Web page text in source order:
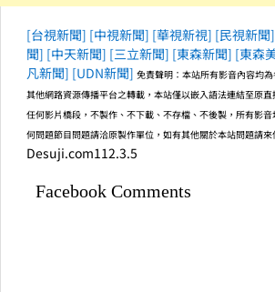
[台視新聞] [中視新聞] [華視新視] [民視新聞]
聞] [中天新聞] [三立新聞] [東森新聞] [東森
凡新聞] [UDN新聞] 免責聲明：本站所有影音內容均
其他網路資源傳播平台之轉載，本站僅以嵌入語法連結至原
任何影片橋段，不製作、不下載、不存檔、不後製，所有影
何問題節目問題請洽原製作單位，如有其他關於本站問題請來
Desuji.com112.3.5
Facebook Comments